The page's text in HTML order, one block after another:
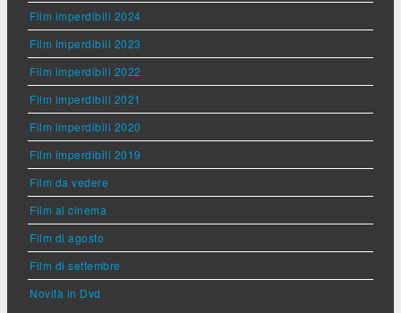
Film imperdibili 2024
Film imperdibili 2023
Film imperdibili 2022
Film imperdibili 2021
Film imperdibili 2020
Film imperdibili 2019
Film da vedere
Film al cinema
Film di agosto
Film di settembre
Novità in Dvd